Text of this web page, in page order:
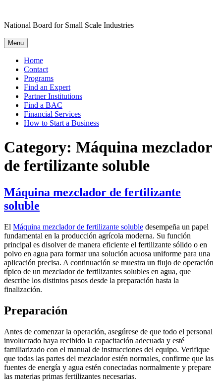
content
National Board for Small Scale Industries
Menu
Home
Contact
Programs
Find an Expert
Partner Institutions
Find a BAC
Financial Services
How to Start a Business
Category: Máquina mezclador
de fertilizante soluble
Máquina mezclador de fertilizante
soluble
El Máquina mezclador de fertilizante soluble desempeña un papel
fundamental en la producción agrícola moderna. Su función
principal es disolver de manera eficiente el fertilizante sólido o en
polvo en agua para formar una solución acuosa uniforme para una
aplicación precisa. A continuación se muestra un flujo de operación
típico de un mezclador de fertilizantes solubles en agua, que
describe los distintos pasos desde la preparación hasta la
finalización.
Preparación
Antes de comenzar la operación, asegúrese de que todo el personal
involucrado haya recibido la capacitación adecuada y esté
familiarizado con el manual de instrucciones del equipo. Verifique
que todas las partes del mezclador estén normales, confirme que las
fuentes de energía y agua estén conectadas normalmente y prepare
las materias primas fertilizantes necesarias.